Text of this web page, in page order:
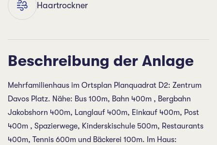
Haartrockner
Beschreibung der Anlage
Mehrfamilienhaus im Ortsplan Planquadrat D2: Zentrum
Davos Platz. Nähe: Bus 100m, Bahn 400m , Bergbahn
Jakobshorn 400m, Langlauf 400m, Einkauf 400m, Post
400m , Spazierwege, Kinderskischule 500m, Restaurants
400m, Tennis 600m und Bäckerei 100m. Im Haus: